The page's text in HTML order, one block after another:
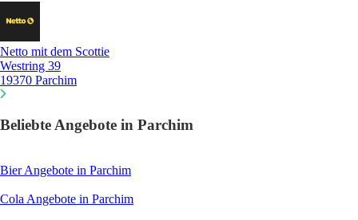
Netto mit dem Scottie
Westring 39
19370 Parchim
Beliebte Angebote in Parchim
BierAngebote in Parchim
Cola Angebote in Parchim